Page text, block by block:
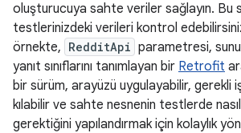
oluşturucuya sahte veriler sağlayın. Bu
testlerinizdeki verileri kontrol
örnekte, RedditApi parametresi,
yanıt sınıflarını tanımlayan bir Retrofit
bir sürüm, arayüzü uygulayabilir, gerekli
kılabilir ve sahte nesnenin testlerde
gerektiğini yapılandırmak için kolaylık